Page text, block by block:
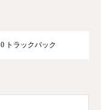
0 トラックバック